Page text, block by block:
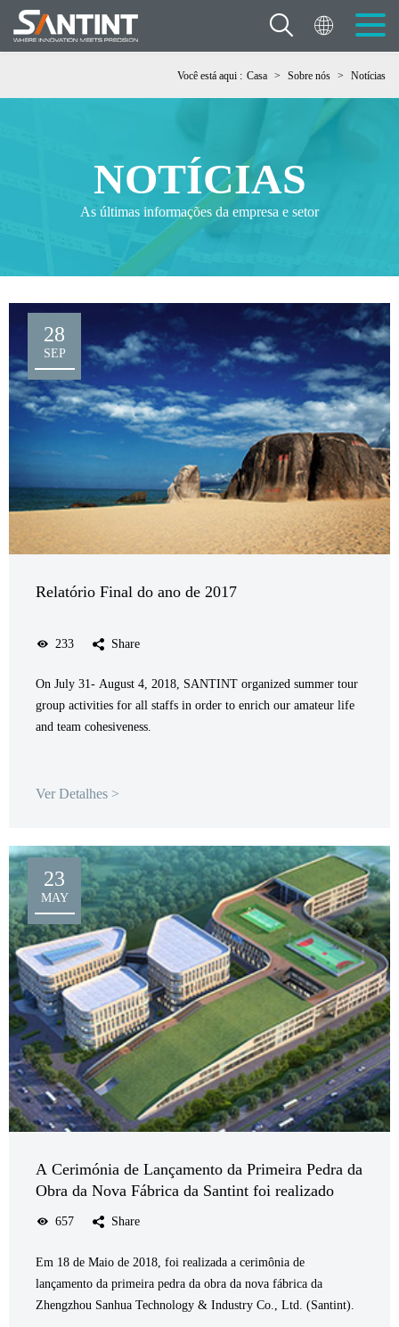
Você está aqui : Casa > Sobre nós > Notícias
NOTÍCIAS
As últimas informações da empresa e setor
28
SEP
Relatório Final do ano de 2017
233 Share
On July 31- August 4, 2018, SANTINT organized summer tour
group activities for all staffs in order to enrich our amateur life
and team cohesiveness.
Ver Detalhes >
23
MAY
A Cerimónia de Lançamento da Primeira Pedra da
Obra da Nova Fábrica da Santint foi realizado
657 Share
Em 18 de Maio de 2018, foi realizada a cerimônia de
lançamento da primeira pedra da obra da nova fábrica da
Zhengzhou Sanhua Technology & Industry Co., Ltd. (Santint).